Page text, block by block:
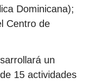
Dominicana);
Centro de
un
15 actividades